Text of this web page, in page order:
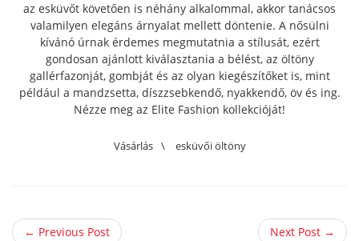
az esküvőt követően is néhány alkalommal, akkor tanácsos
valamilyen elegáns árnyalat mellett döntenie. A nősülni
kívánó úrnak érdemes megmutatnia a stílusát, ezért
gondosan ajánlott kiválasztania a bélést, az öltöny
gallérfazonját, gombját és az olyan kiegészítőket is, mint
például a mandzsetta, díszzsebkendő, nyakkendő, öv és ing.
Nézze meg az Elite Fashion kollekcióját!
Vásárlás \ esküvői öltöny
← Previous Post Next Post →